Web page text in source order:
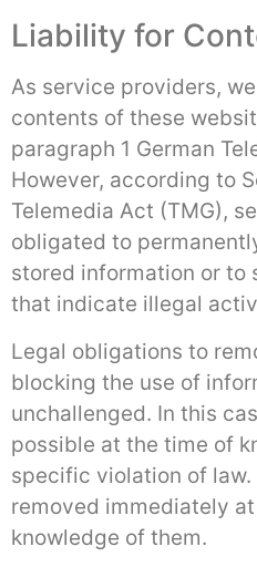
Liability for
As service providers,
contents of these
paragraph 1 German
However, according to
Telemedia Act (TMG),
obligated to
stored information or to
that indicate illegal
Legal obligations to
blocking the use of
unchallenged. In this
possible at the time of
specific violation of
removed immediately
knowledge of them.